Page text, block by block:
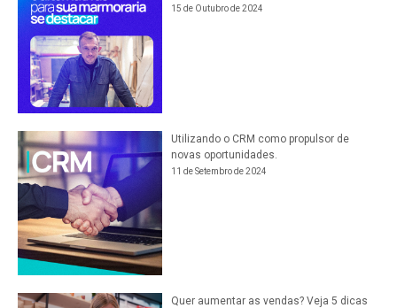
15 de Outubro de 2024
Utilizando o CRM como propulsor de
novas oportunidades.
11 de Setembro de 2024
Quer aumentar as vendas? Veja 5 dicas